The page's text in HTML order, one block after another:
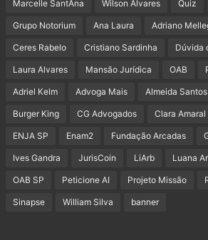
Marcelle SantAna Wilson Alvares Quiz
Grupo Notorium Ana Laura Adriano
Ceres Rabelo Cristiano Sardinha Dúvida
Laura Alvares Mansão Jurídica OAB
Adriel Kelm Advoga Mais Almeida Santos
Burger King CG Advogados Clara Amaral
ENJA SP Enam2 Fundação Arcadas
Ives Gandra JurisCoin LiArb Luana
OAB SP Peticione AI Projeto Missão
Sinapse William Silva banner